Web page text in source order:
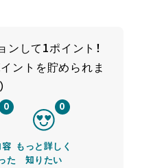
して1ポイント！
ントを貯められま
0
た
0
もっと詳しく
知りたい